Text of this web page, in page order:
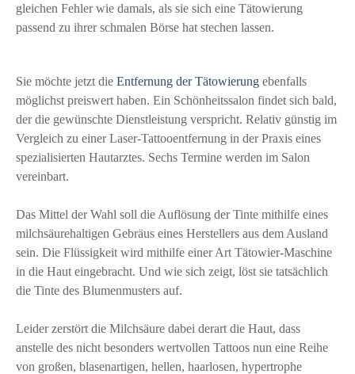
gleichen Fehler wie damals, als sie sich eine Tätowierung
passend zu ihrer schmalen Börse hat stechen lassen.
Sie möchte jetzt die Entfernung der Tätowierung ebenfalls
möglichst preiswert haben. Ein Schönheitssalon findet sich bald,
der die gewünschte Dienstleistung verspricht. Relativ günstig im
Vergleich zu einer Laser-Tattooentfernung in der Praxis eines
spezialisierten Hautarztes. Sechs Termine werden im Salon
vereinbart.
Das Mittel der Wahl soll die Auflösung der Tinte mithilfe eines
milchsäurehaltigen Gebräus eines Herstellers aus dem Ausland
sein. Die Flüssigkeit wird mithilfe einer Art Tätowier-Maschine
in die Haut eingebracht. Und wie sich zeigt, löst sie tatsächlich
die Tinte des Blumenmusters auf.
Leider zerstört die Milchsäure dabei derart die Haut, dass
anstelle des nicht besonders wertvollen Tattoos nun eine Reihe
von großen, blasenartigen, hellen, haarlosen, hypertrophe